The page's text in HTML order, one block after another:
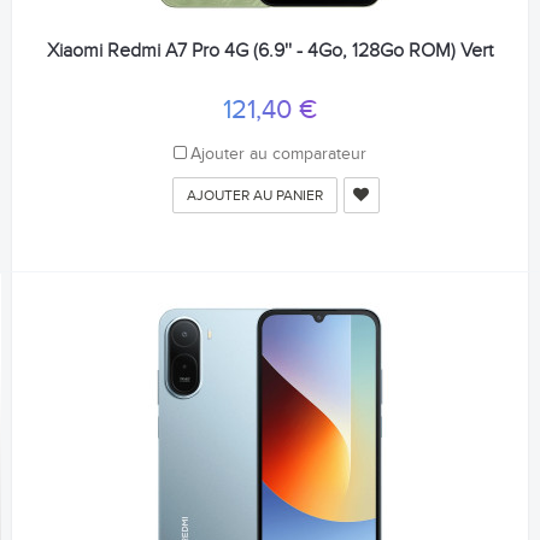
Xiaomi Redmi A7 Pro 4G (6.9'' - 4Go, 128Go ROM) Vert
121,40 €
Ajouter au comparateur
AJOUTER AU PANIER